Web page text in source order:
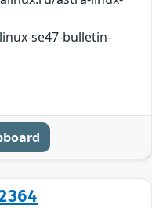
se47-bulletin-